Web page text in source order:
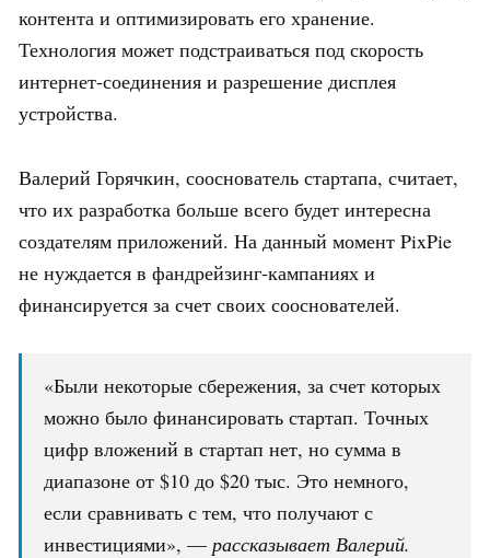
контента и оптимизировать его хранение.
Технология может подстраиваться под скорость
интернет-соединения и разрешение дисплея
устройства.
Валерий Горячкин, сооснователь стартапа, считает,
что их разработка больше всего будет интересна
создателям приложений. На данный момент PixPie
не нуждается в фандрейзинг-кампаниях и
финансируется за счет своих сооснователей.
«Были некоторые сбережения, за счет которых
можно было финансировать стартап. Точных
цифр вложений в стартап нет, но сумма в
диапазоне от $10 до $20 тыс. Это немного,
если сравнивать с тем, что получают с
инвестициями», — рассказывает Валерий.